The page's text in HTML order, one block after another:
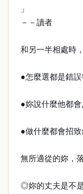
」
－－讀者
和另一半相處時
●怎麼選都是錯誤
●妳說什麼他都會
●做什麼都會招致
無所適從的妳，
◎妳的丈夫是不